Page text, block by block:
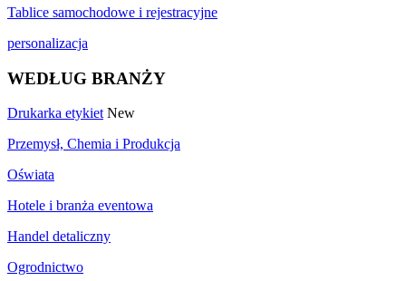
Tablice samochodowe i rejestracyjne
personalizacja
WEDŁUG BRANŻY
Drukarka etykiet New
Przemysł, Chemia i Produkcja
Oświata
Hotele i branża eventowa
Handel detaliczny
Ogrodnictwo